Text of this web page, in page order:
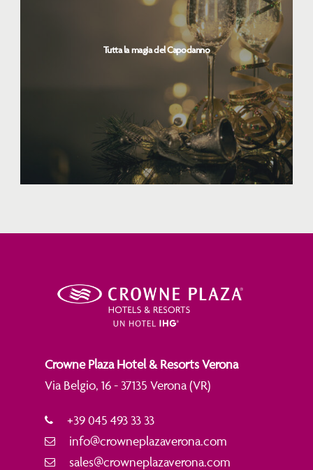
Tutta la magia del Capodanno
Crowne Plaza Hotel & Resorts Verona
Via Belgio, 16 - 37135 Verona (VR)
+39 045 493 33 33
info@crowneplazaverona.com
sales@crowneplazaverona.com